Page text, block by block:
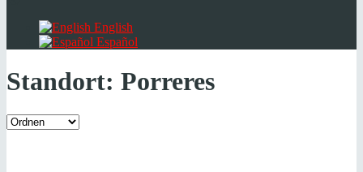
English
Español
Standort: Porreres